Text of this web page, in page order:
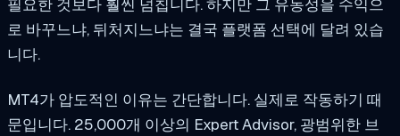
필요한 것보다 훨씬 넘칩니다. 하지만 그 유동성을 수익으
로 바꾸느냐, 뒤처지느냐는 결국 플랫폼 선택에 달려 있습
니다.
MT4가 압도적인 이유는 간단합니다. 실제로 작동하기 때
문입니다. 25,000개 이상의 Expert Advisor, 광범위한 브